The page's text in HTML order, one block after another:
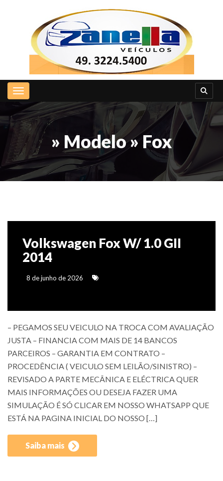
Toggle navigation
» Modelo » Fox
Volkswagen Fox W/ 1.0 GII
2014
8 de junho de 2026
– PEGAMOS SEU VEICULO NA TROCA COM AVALIAÇÃO
JUSTA – FINANCIA COM MAIS DE 14 BANCOS
PARCEIROS – GARANTIA EM CONTRATO –
PROCEDÊNCIA ( VEICULO SEM LEILÃO/SINISTRO) –
REVISADO A PARTE MECÂNICA E ELÉCTRICA QUER
MAIS INFORMAÇÕES OU DESEJA FAZER UMA
SIMULAÇÃO É SÓ CLICAR EM NOSSO WHATSAPP QUE
ESTÁ NA PAGINA INICIAL DO NOSSO […]
Saiba mais